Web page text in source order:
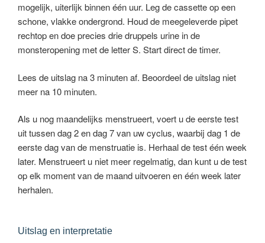
mogelijk, uiterlijk binnen één uur. Leg de cassette op een
schone, vlakke ondergrond. Houd de meegeleverde pipet
rechtop en doe precies drie druppels urine in de
monsteropening met de letter S. Start direct de timer.
Lees de uitslag na 3 minuten af. Beoordeel de uitslag niet
meer na 10 minuten.
Als u nog maandelijks menstrueert, voert u de eerste test
uit tussen dag 2 en dag 7 van uw cyclus, waarbij dag 1 de
eerste dag van de menstruatie is. Herhaal de test één week
later. Menstrueert u niet meer regelmatig, dan kunt u de test
op elk moment van de maand uitvoeren en één week later
herhalen.
Uitslag en interpretatie